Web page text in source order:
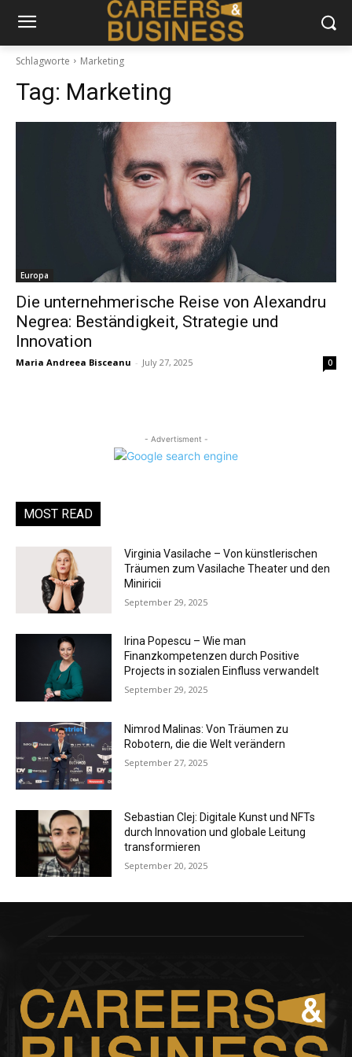
Schlagworte Marketing
Tag: Marketing
Europa
Die unternehmerische Reise von Alexandru
Negrea: Beständigkeit, Strategie und
Innovation
Maria Andreea Bisceanu - July 27, 2025 0
- Advertisment -
MOST READ
Virginia Vasilache – Von künstlerischen
Träumen zum Vasilache Theater und den
Miniricii
September 29, 2025
Irina Popescu – Wie man
Finanzkompetenzen durch Positive
Projects in sozialen Einfluss verwandelt
September 29, 2025
Nimrod Malinas: Von Träumen zu
Robotern, die die Welt verändern
September 27, 2025
Sebastian Clej: Digitale Kunst und NFTs
durch Innovation und globale Leitung
transformieren
September 20, 2025